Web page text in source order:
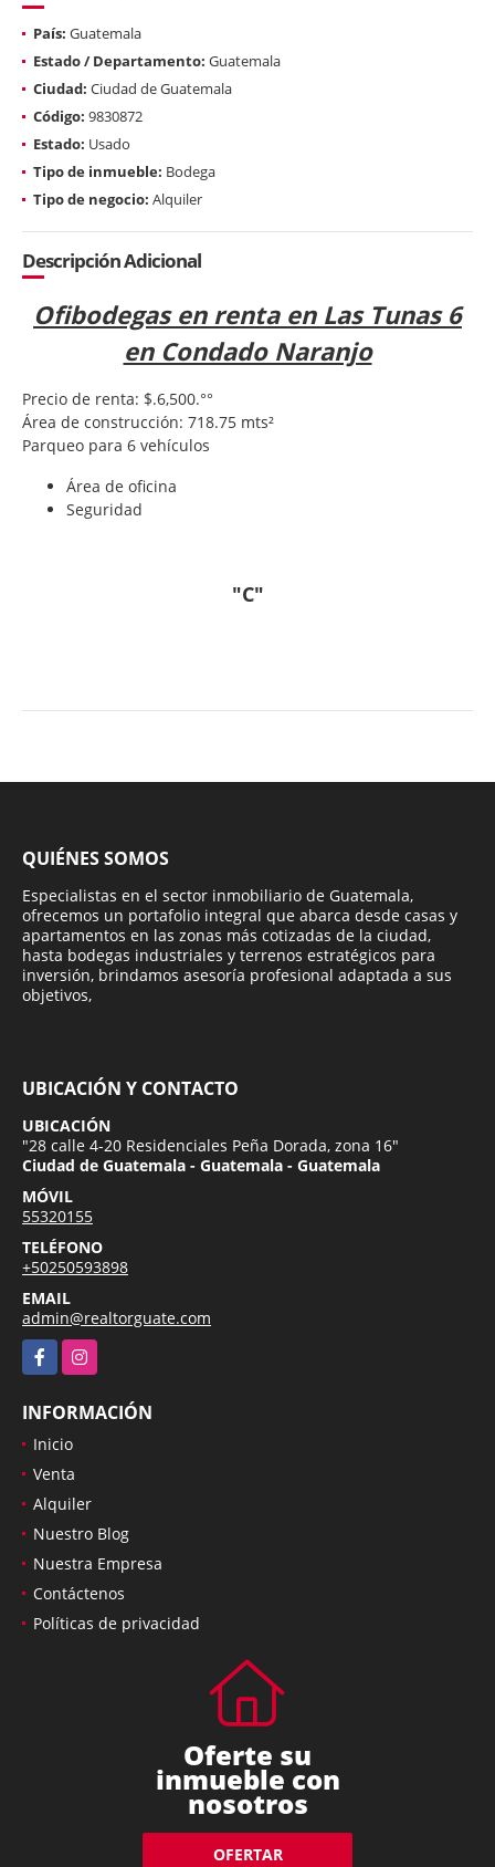
País: Guatemala
Estado / Departamento: Guatemala
Ciudad: Ciudad de Guatemala
Código: 9830872
Estado: Usado
Tipo de inmueble: Bodega
Tipo de negocio: Alquiler
Descripción Adicional
Ofibodegas en renta en Las Tunas 6
en Condado Naranjo
Precio de renta: $.6,500.°°
Área de construcción: 718.75 mts²
Parqueo para 6 vehículos
Área de oficina
Seguridad
"C"
QUIÉNES SOMOS
Especialistas en el sector inmobiliario de Guatemala,
ofrecemos un portafolio integral que abarca desde casas y
apartamentos en las zonas más cotizadas de la ciudad,
hasta bodegas industriales y terrenos estratégicos para
inversión, brindamos asesoría profesional adaptada a sus
objetivos,
UBICACIÓN Y CONTACTO
UBICACIÓN
"28 calle 4-20 Residenciales Peña Dorada, zona 16"
Ciudad de Guatemala - Guatemala - Guatemala
MÓVIL
55320155
TELÉFONO
+50250593898
EMAIL
admin@realtorguate.com
FacebookInstagram
INFORMACIÓN
Inicio
Venta
Alquiler
Nuestro Blog
Nuestra Empresa
Contáctenos
Políticas de privacidad
Oferte su
inmueble con
nosotros
OFERTAR